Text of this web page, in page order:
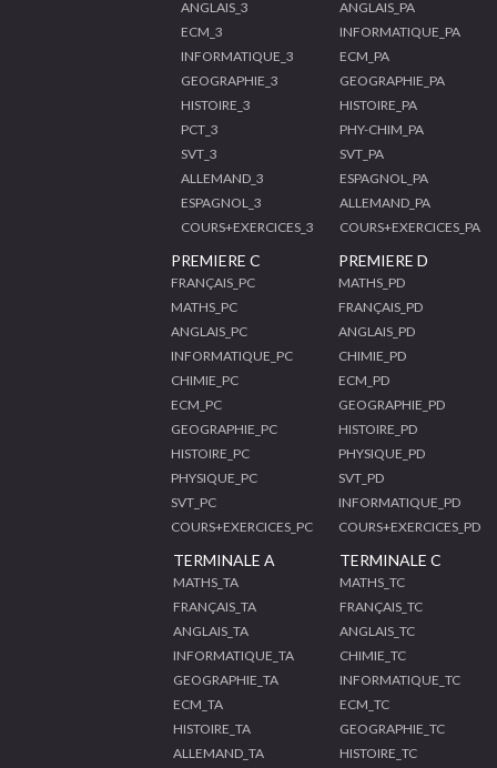
ANGLAIS_3
ECM_3
INFORMATIQUE_3
GEOGRAPHIE_3
HISTOIRE_3
PCT_3
SVT_3
ALLEMAND_3
ESPAGNOL_3
COURS+EXERCICES_3
ANGLAIS_PA
INFORMATIQUE_PA
ECM_PA
GEOGRAPHIE_PA
HISTOIRE_PA
PHY-CHIM_PA
SVT_PA
ESPAGNOL_PA
ALLEMAND_PA
COURS+EXERCICES_PA
PREMIERE C
FRANÇAIS_PC
MATHS_PC
ANGLAIS_PC
INFORMATIQUE_PC
CHIMIE_PC
ECM_PC
GEOGRAPHIE_PC
HISTOIRE_PC
PHYSIQUE_PC
SVT_PC
COURS+EXERCICES_PC
PREMIERE D
MATHS_PD
FRANÇAIS_PD
ANGLAIS_PD
CHIMIE_PD
ECM_PD
GEOGRAPHIE_PD
HISTOIRE_PD
PHYSIQUE_PD
SVT_PD
INFORMATIQUE_PD
COURS+EXERCICES_PD
TERMINALE A
MATHS_TA
FRANÇAIS_TA
ANGLAIS_TA
INFORMATIQUE_TA
GEOGRAPHIE_TA
ECM_TA
HISTOIRE_TA
ALLEMAND_TA
TERMINALE C
MATHS_TC
FRANÇAIS_TC
ANGLAIS_TC
CHIMIE_TC
INFORMATIQUE_TC
ECM_TC
GEOGRAPHIE_TC
HISTOIRE_TC